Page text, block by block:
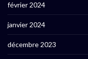
février 2024
janvier 2024
décembre 2023